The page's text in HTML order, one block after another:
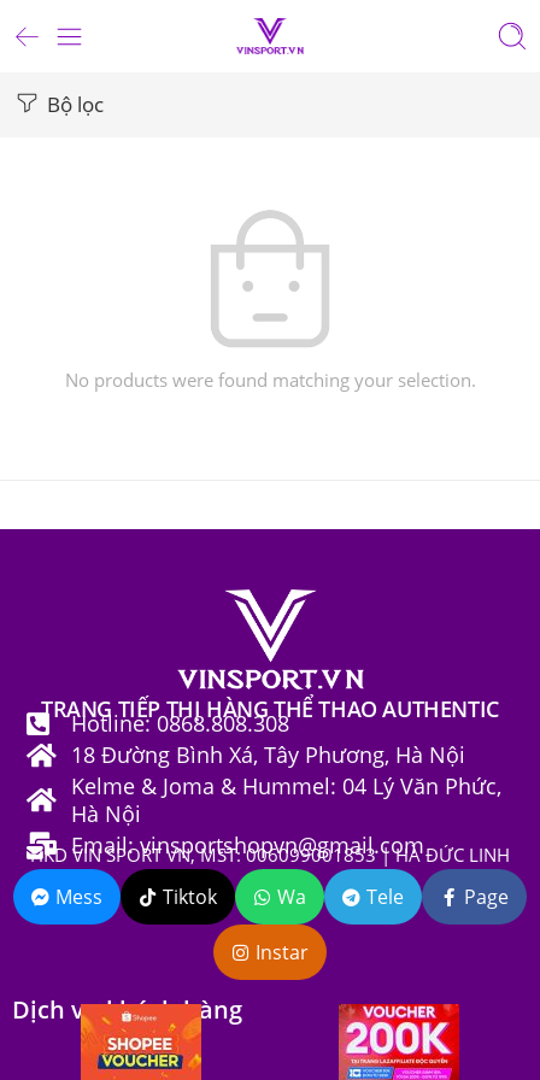
Bộ lọc
No products were found matching your selection.
TRANG TIẾP THỊ HÀNG THỂ THAO AUTHENTIC
Hotline: 0868.808.308
18 Đường Bình Xá, Tây Phương, Hà Nội
Kelme & Joma & Hummel: 04 Lý Văn Phức,
Hà Nội
Email: vinsportshopvn@gmail.com
HKD VIN SPORT VN, MST: 006099001853 | HÀ ĐỨC LINH
Mess Tiktok Wa Tele Page
Instar
Dịch vụ khách hàng